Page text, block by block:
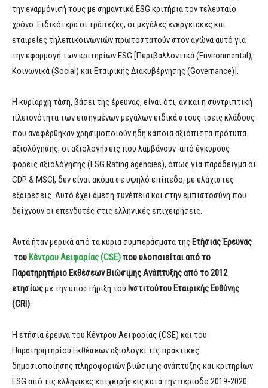
την εναρμόνισή τους με σημαντικά ESG κριτήρια τον τελευταίο
χρόνο. Ειδικότερα οι τράπεζες, οι μεγάλες ενεργειακές και
εταιρείες τηλεπικοινωνιών πρωτοστατούν στον αγώνα αυτό για
την εφαρμογή των κριτηρίων ESG [Περιβαλλοντικά (Environmental),
Κοινωνικά (Social) και Εταιρικής Διακυβέρνησης (Governance)].
Η κυρίαρχη τάση, βάσει της έρευνας, είναι ότι, αν και η συντριπτική
πλειονότητα των εισηγμένων μεγάλων ειδικά στους τρεις κλάδους
που αναφέρθηκαν χρησιμοποιούν ήδη κάποια αξιόπιστα πρότυπα
αξιολόγησης, οι αξιολογήσεις που λαμβάνουν από έγκυρους
φορείς αξιολόγησης (ESG Rating agencies), όπως για παράδειγμα οι
CDP & ΜSCI, δεν είναι ακόμα σε υψηλό επίπεδο, με ελάχιστες
εξαιρέσεις. Αυτό έχει άμεση συνέπεια και στην εμπιστοσύνη που
δείχνουν οι επενδυτές στις ελληνικές επιχειρήσεις.
Αυτά ήταν μερικά από τα κύρια συμπεράσματα της Ετήσιας Έρευνας
του Κέντρου Αειφορίας (CSE)που υλοποιείται από το
Παρατηρητήριο Εκθέσεων Βιώσιμης Ανάπτυξης από το 2012
ετησίωςμε την υποστήριξη του Ινστιτούτου Εταιρικής Ευθύνης
(CRI).
Η ετήσια έρευνα του Κέντρου Αειφορίας (CSE) και του
Παρατηρητηρίου Εκθέσεων αξιολογεί τις πρακτικές
δημοσιοποίησης πληροφοριών βιώσιμης ανάπτυξης και κριτηρίων
ESG από τις ελληνικές επιχειρήσεις κατά την περίοδο 2019-2020.